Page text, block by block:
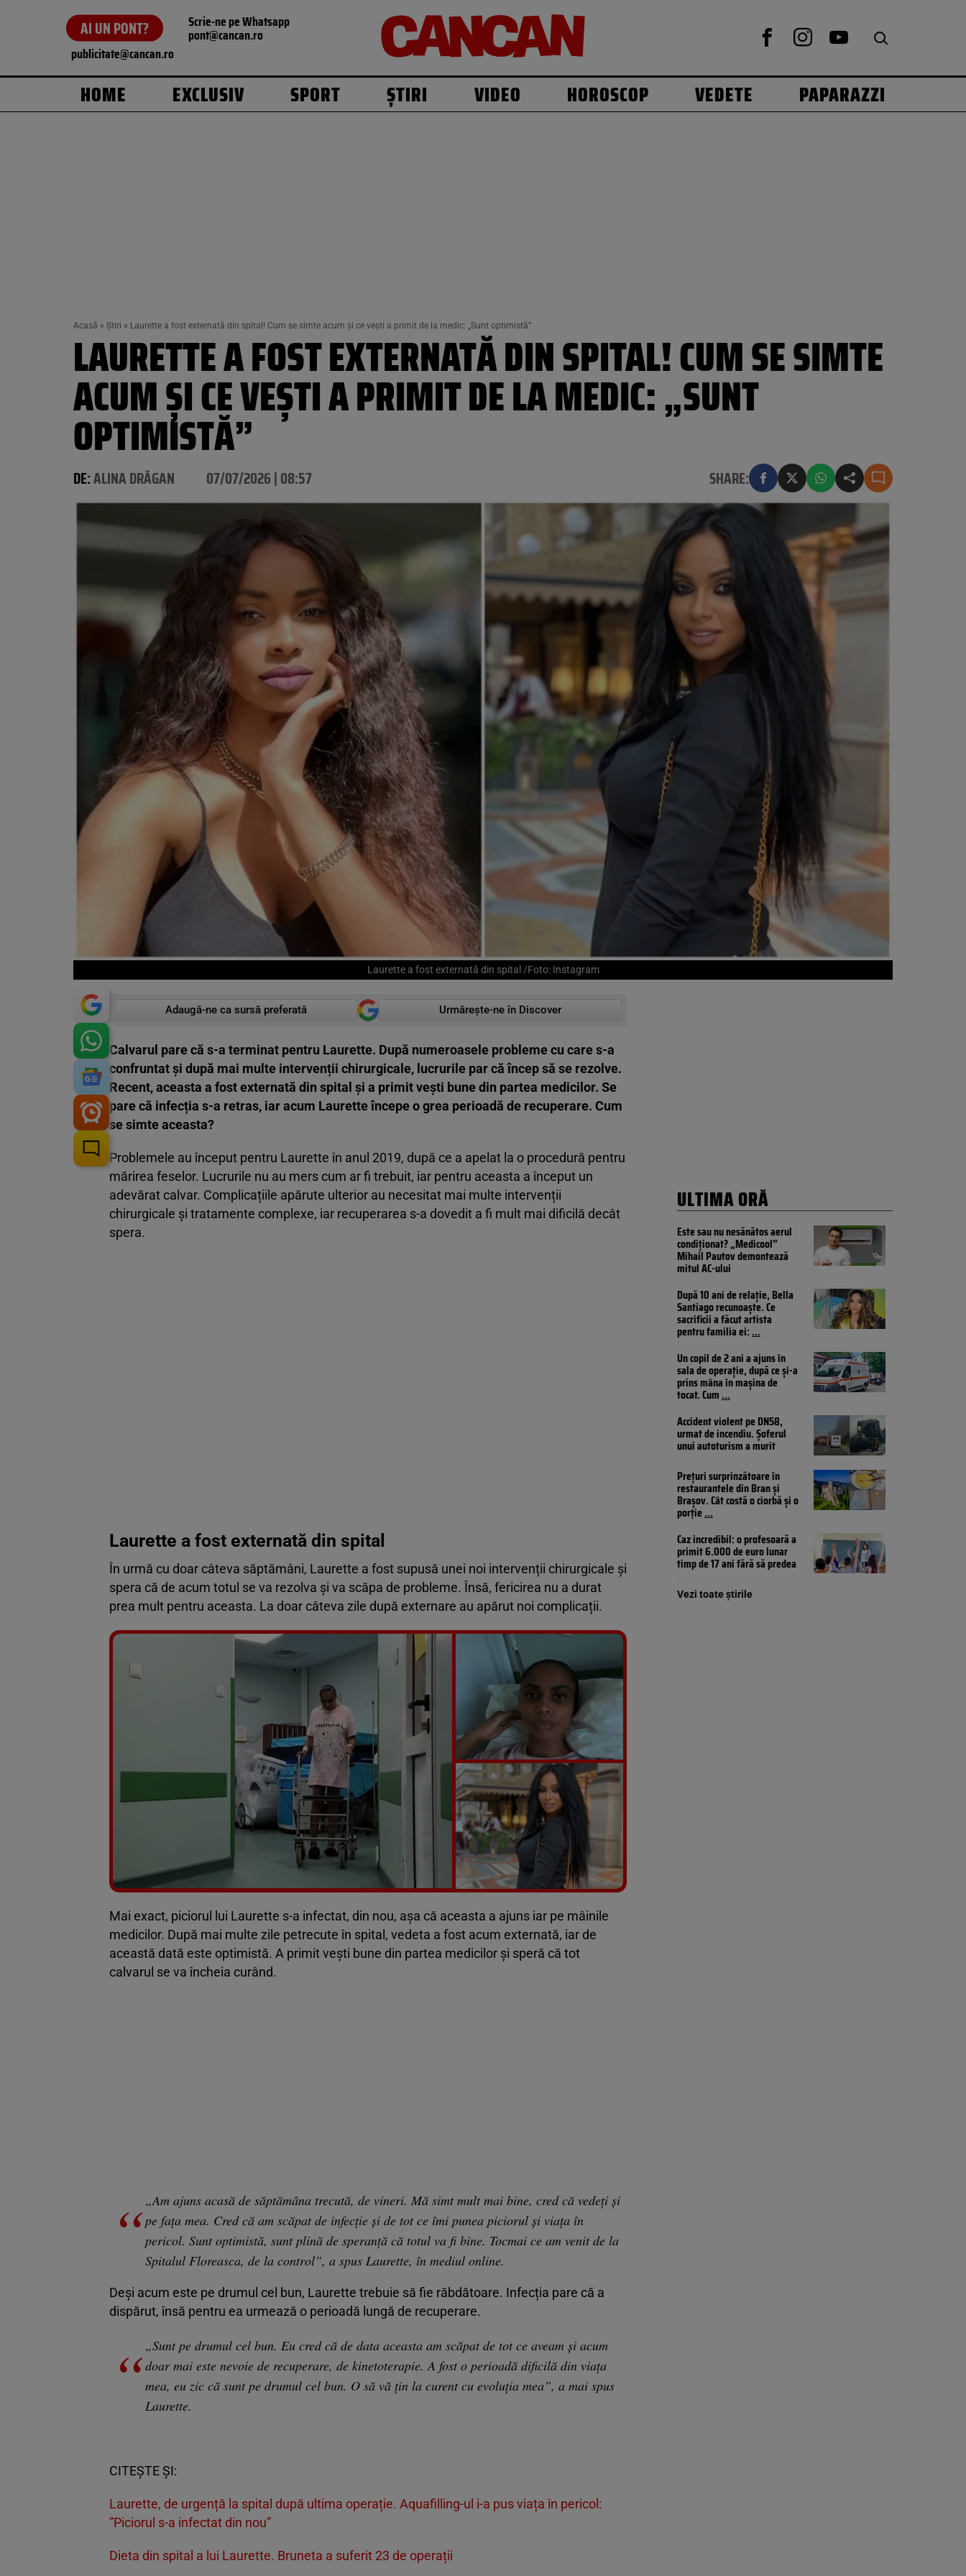
AI UN PONT? Scrie-ne pe Whatsapp
pont@cancan.ro
publicitate@cancan.ro
HOME EXCLUSIV SPORT ȘTIRI VIDEO HOROSCOP VEDETE PAPARAZZI
Acasă » Știri » Laurette a fost externată din spital! Cum se simte acum și ce vești a primit de la medic: „Sunt optimistă”
LAURETTE A FOST EXTERNATĂ DIN SPITAL! CUM SE SIMTE
ACUM ȘI CE VEȘTI A PRIMIT DE LA MEDIC: „SUNT
OPTIMISTĂ”
DE:ALINA DRĂGAN 07/07/2026 | 08:57 SHARE:
Laurette a fost externată din spital /Foto: Instagram
Adaugă-ne ca sursă preferată Urmărește-ne în Discover
Calvarul pare că s-a terminat pentru Laurette. După numeroasele probleme cu care s-a
confruntat și după mai multe intervenții chirurgicale, lucrurile par că încep să se rezolve.
Recent, aceasta a fost externată din spital și a primit vești bune din partea medicilor. Se
pare că infecția s-a retras, iar acum Laurette începe o grea perioadă de recuperare. Cum
se simte aceasta?
Problemele au început pentru Laurette în anul 2019, după ce a apelat la o procedură pentru
mărirea feselor. Lucrurile nu au mers cum ar fi trebuit, iar pentru aceasta a început un
adevărat calvar. Complicațiile apărute ulterior au necesitat mai multe intervenții
chirurgicale și tratamente complexe, iar recuperarea s-a dovedit a fi mult mai dificilă decât
spera.
Laurette a fost externată din spital
În urmă cu doar câteva săptămâni, Laurette a fost supusă unei noi intervenții chirurgicale și
spera că de acum totul se va rezolva și va scăpa de probleme. Însă, fericirea nu a durat
prea mult pentru aceasta. La doar câteva zile după externare au apărut noi complicații.
Vezi galeria foto
6 poze
Mai exact, piciorul lui Laurette s-a infectat, din nou, așa că aceasta a ajuns iar pe mâinile
medicilor. După mai multe zile petrecute în spital, vedeta a fost acum externată, iar de
această dată este optimistă. A primit vești bune din partea medicilor și speră că tot
calvarul se va încheia curând.
„Am ajuns acasă de săptămâna trecută, de vineri. Mă simt mult mai bine, cred că vedeți și
pe fața mea. Cred că am scăpat de infecție și de tot ce îmi punea piciorul și viața în
pericol. Sunt optimistă, sunt plină de speranță că totul va fi bine. Tocmai ce am venit de la
Spitalul Floreasca, de la control”, a spus Laurette, în mediul online.
Deși acum este pe drumul cel bun, Laurette trebuie să fie răbdătoare. Infecția pare că a
dispărut, însă pentru ea urmează o perioadă lungă de recuperare.
„Sunt pe drumul cel bun. Eu cred că de data aceasta am scăpat de tot ce aveam și acum
doar mai este nevoie de recuperare, de kinetoterapie. A fost o perioadă dificilă din viața
mea, eu zic că sunt pe drumul cel bun. O să vă țin la curent cu evoluția mea”, a mai spus
Laurette.
CITEȘTE ȘI:
Laurette, de urgență la spital după ultima operație. Aquafilling-ul i-a pus viața în pericol:
”Piciorul s-a infectat din nou”
Dieta din spital a lui Laurette. Bruneta a suferit 23 de operații
ULTIMA ORĂ
Este sau nu nesănătos aerul
condiționat? „Medicool”
Mihail Pautov demontează
mitul AC-ului
După 10 ani de relație, Bella
Santiago recunoaște. Ce
sacrificii a făcut artista
pentru familia ei:...
Un copil de 2 ani a ajuns în
sala de operație, după ce și-a
prins mâna în mașina de
tocat. Cum...
Accident violent pe DN58,
urmat de incendiu. Șoferul
unui autoturism a murit
Prețuri surprinzătoare în
restaurantele din Bran și
Brașov. Cât costă o ciorbă și o
porție...
Caz incredibil: o profesoară a
primit 6.000 de euro lunar
timp de 17 ani fără să predea
Vezi toate știrile